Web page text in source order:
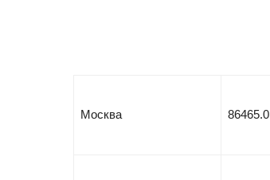
Москва 86465.0